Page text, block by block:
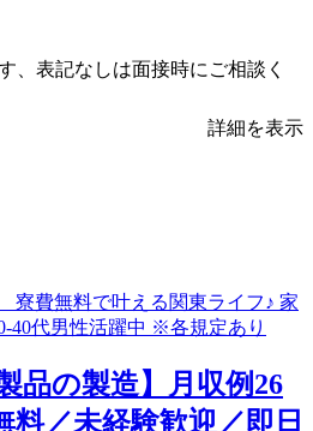
、表記なしは面接時にご相談く
詳細を表示
品の製造】月収例26
料／未経験歓迎／即日